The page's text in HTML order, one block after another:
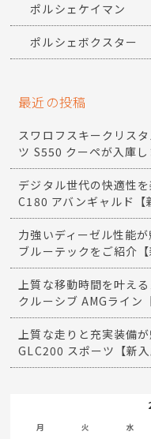
ポルシェケイマン
ポルシェボクスター
最近の投稿
スワロフスキークリス
ツ S550 クーペが入庫し
デジタル世代の快適性
C180 アバンギャルド【
力強いディーゼル性能
ブルーテックをご紹介【
上質な移動時間を叶え
クルーシブ AMGライン
上質な走りと充実装備
GLC200 スポーツ【新入
月 火 水